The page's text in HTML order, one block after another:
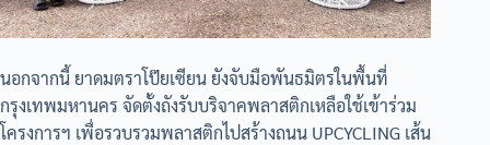
นอกจากนี้ ยาดมตราโป๊ยเซียน ยังจับมือพันธมิตรในพื้นที่
กรุงเทพมหานคร จัดตั้งถังรับบริจาคพลาสติกเหลือใช้เข้าร่วม
โครงการฯ เพื่อรวบรวมพลาสติกไปสร้างถนน UPCYCLING เส้น